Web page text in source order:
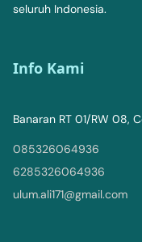
seluruh Indonesia.
Info Kami
Banaran RT 01/RW 08,
085326064936
6285326064936
ulum.ali171@gmail.com